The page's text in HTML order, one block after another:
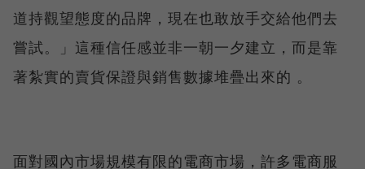
道持觀望態度的品牌，現在也敢放手交給他們去
嘗試。」這種信任感並非一朝一夕建立，而是靠
著紮實的賣貨保證與銷售數據堆疊出來的 。
面對國內市場規模有限的電商市場，許多電商服